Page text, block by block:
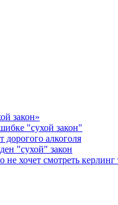
закон»
"сухой закон"
дорогого алкоголя
"сухой" закон
хочет смотреть керлинг